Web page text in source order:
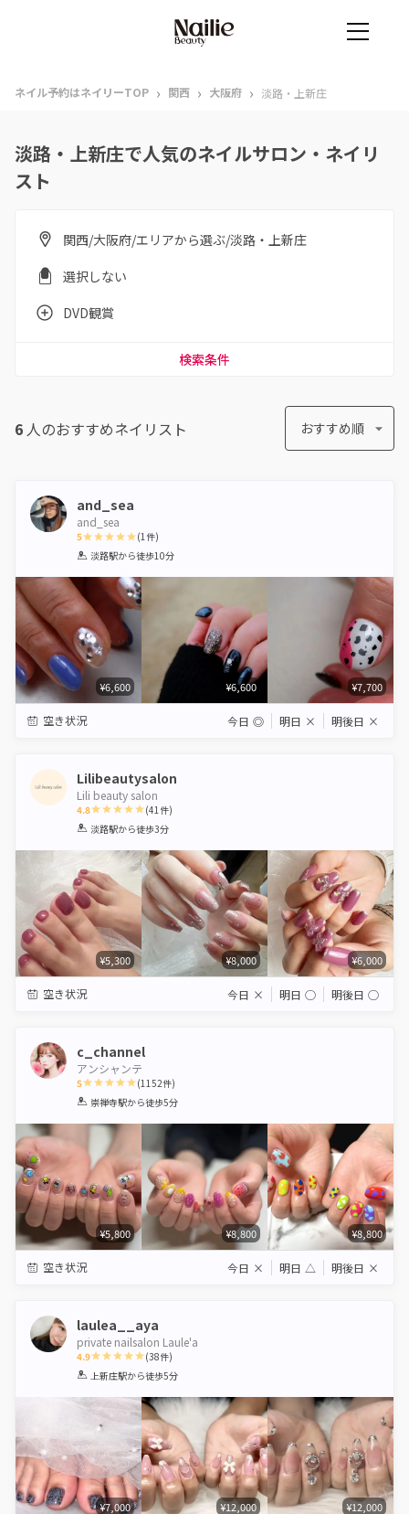
ネイル予約はネイリーTOP › 関西 › 大阪府 › 淡路・上新庄
淡路・上新庄で人気のネイルサロン・ネイリ
スト
関西/大阪府/エリアから選ぶ/淡路・上新庄
選択しない
DVD観賞
検索条件
6 人のおすすめネイリスト おすすめ順
and_sea
and_sea
5
1 2 3 4 5
(1件)
淡路駅から徒歩10分
¥6,600 ¥6,600 ¥7,700
空き状況 今日 ◎ 明日 × 明後日 ×
Lilibeautysalon
Lili beauty salon
4.8
1 2 3 4 5
(41件)
淡路駅から徒歩3分
¥5,300 ¥8,000 ¥6,000
空き状況 今日 × 明日 ◯ 明後日 ◯
c_channel
アンシャンテ
5
1 2 3 4 5
(1152件)
崇禅寺駅から徒歩5分
¥5,800 ¥8,800 ¥8,800
空き状況 今日 × 明日 △ 明後日 ×
laulea__aya
private nailsalon Laule'a
4.9
1 2 3 4 5
(38件)
上新庄駅から徒歩5分
¥7,000 ¥12,000 ¥12,000